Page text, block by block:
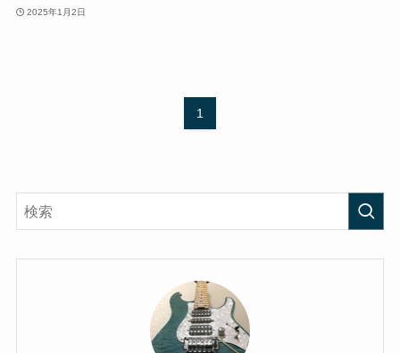
2025年1月2日
1